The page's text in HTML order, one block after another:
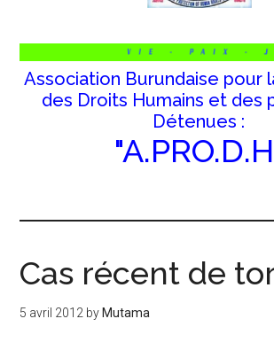
Association Burundaise pour
des Droits Humains et des
Détenues :
Cas récent de
5 avril 2012 by Mutama